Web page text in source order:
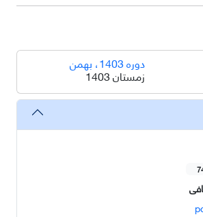
دوره 1403، بهمن
زمستان 1403